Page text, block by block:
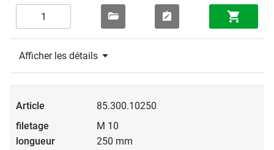
Afficher les détails
85.300.10250
M 10
250 mm